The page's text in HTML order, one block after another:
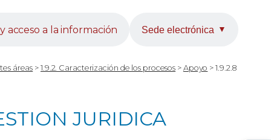
acceso a la información Sede electrónica ▼
áreas > 1.9.2. Caracterización de los procesos > Apoyo >1.9.2.8
JURIDICA